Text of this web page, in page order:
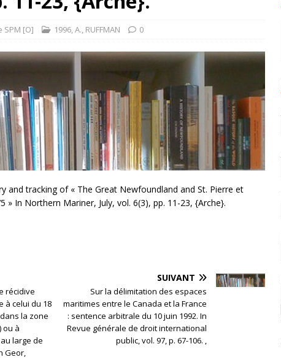
SPM [O] 1996,A., RUFFMAN 0
and tracking of « The Great Newfoundland and St. Pierre et
» In Northern Mariner, July, vol. 6(3), pp. 11-23, {Arche}.
récidive
à celui du 18
la zone
ou à
large de
Geor,
SUIVANT
Sur la délimitation des espaces
maritimes entre le Canada et la France
: sentence arbitrale du 10 juin 1992. In
Revue générale de droit international
public, vol. 97, p. 67-106. ,